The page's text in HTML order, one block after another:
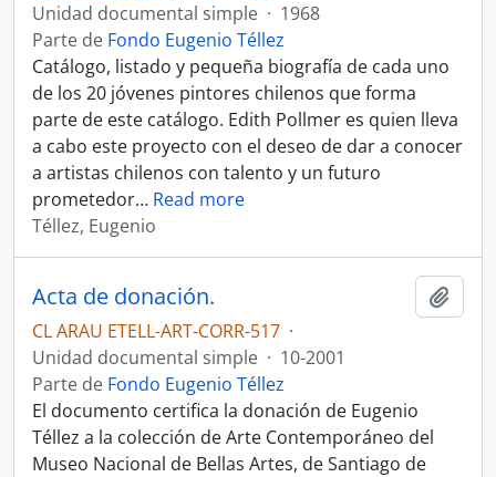
Unidad documental simple · 1968
Parte de Fondo Eugenio Téllez
Catálogo, listado y pequeña biografía de cada uno
de los 20 jóvenes pintores chilenos que forma
parte de este catálogo. Edith Pollmer es quien lleva
a cabo este proyecto con el deseo de dar a conocer
a artistas chilenos con talento y un futuro
prometedor… Read more
Téllez, Eugenio
Acta de donación.
CL ARAU ETELL-ART-CORR-517 ·
Unidad documental simple · 10-2001
Parte de Fondo Eugenio Téllez
El documento certifica la donación de Eugenio
Téllez a la colección de Arte Contemporáneo del
Museo Nacional de Bellas Artes, de Santiago de